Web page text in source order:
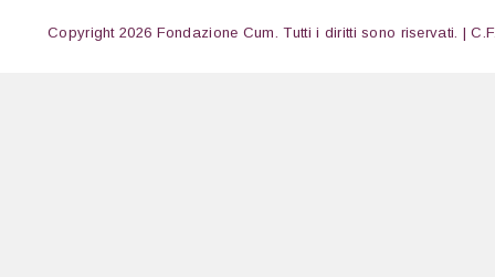
Copyright 2026 Fondazione Cum. Tutti i diritti sono riservati. |